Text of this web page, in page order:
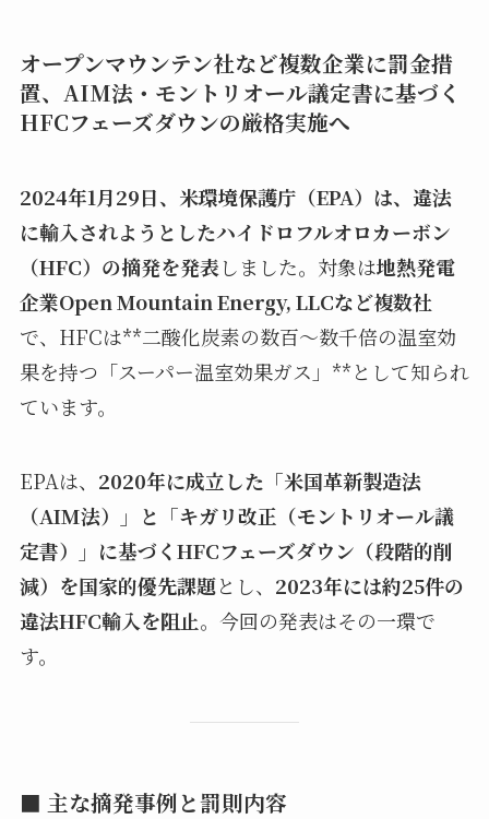
オープンマウンテン社など複数企業に罰金措
置、AIM法・モントリオール議定書に基づく
HFCフェーズダウンの厳格実施へ
2024年1月29日、米環境保護庁（EPA）は、違法
に輸入されようとしたハイドロフルオロカーボン
（HFC）の摘発を発表しました。対象は地熱発電
企業Open Mountain Energy, LLCなど複数社
で、HFCは**二酸化炭素の数百～数千倍の温室効
果を持つ「スーパー温室効果ガス」**として知られ
ています。
EPAは、 2020年に成立した「米国革新製造法
（AIM法）」と「キガリ改正（モントリオール議
定書）」に基づくHFCフェーズダウン（段階的削
減）を国家的優先課題とし、 2023年には約25件の
違法HFC輸入を阻止。今回の発表はその一環で
す。
■ 主な摘発事例と罰則内容